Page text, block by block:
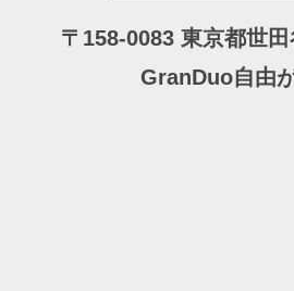
〒158-0083 東京都世
GranDuo自由